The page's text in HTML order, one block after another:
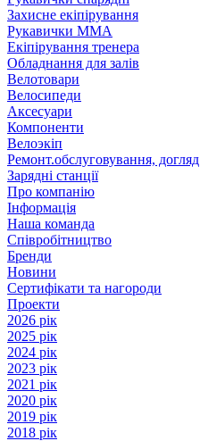
Захисне екіпірування
Рукавички ММА
Екіпірування тренера
Обладнання для залів
Велотовари
Велосипеди
Аксесуари
Компоненти
Велоэкіп
Ремонт.обслуговування, догляд
Зарядні станції
Про компанію
Інформація
Наша команда
Співробітництво
Бренди
Новини
Сертифікати та нагороди
Проекти
2026 рік
2025 рік
2024 рік
2023 рік
2021 рік
2020 рік
2019 рік
2018 рік